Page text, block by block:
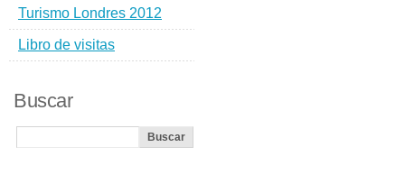
Turismo Londres 2012
Libro de visitas
Buscar